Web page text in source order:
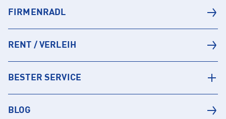
FIRMENRADL
RENT / VERLEIH
BESTER SERVICE
BLOG